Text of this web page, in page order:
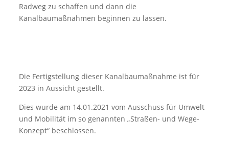
Radweg zu schaffen und dann die
Kanalbaumaßnahmen beginnen zu lassen.
Die Fertigstellung dieser Kanalbaumaßnahme ist für
2023 in Aussicht gestellt.
Dies wurde am 14.01.2021 vom Ausschuss für Umwelt
und Mobilität im so genannten „Straßen- und Wege-
Konzept“ beschlossen.